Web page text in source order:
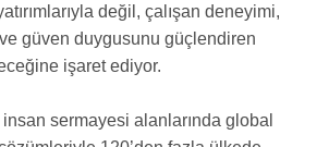
değil, çalışan deneyimi,
güven duygusunu güçlendiren
işaret ediyor.
sermayesi alanlarında global